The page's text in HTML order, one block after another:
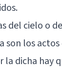
del cielo o
son los
la dicha hay